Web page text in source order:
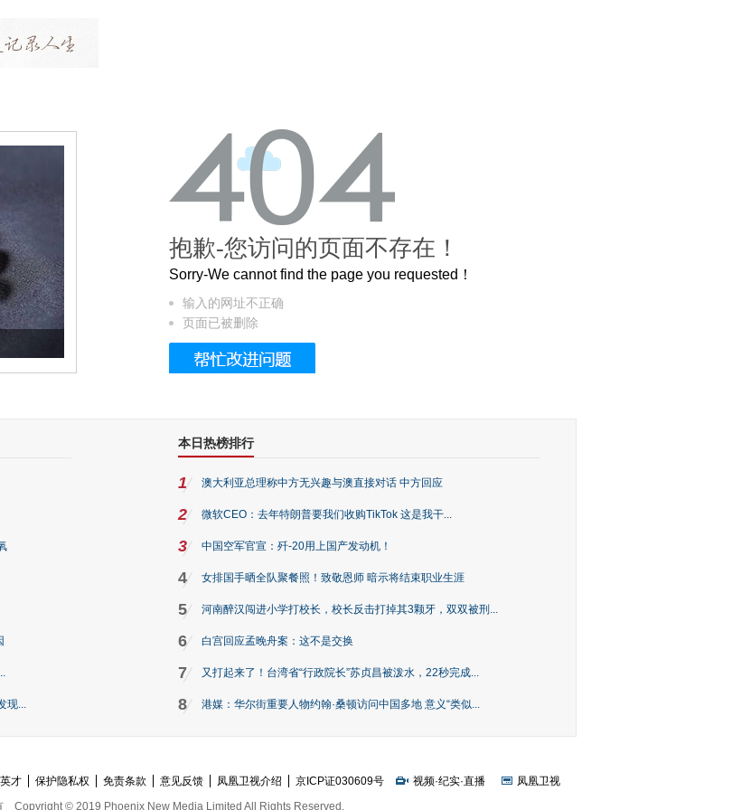
这个3.2米的长卷，还原了600岁的紫禁城
抱歉-您访问的页面不存在！
Sorry-We cannot find the page you requested！
输入的网址不正确
页面已被删除
现...
本日热榜排行
1 澳大利亚总理称中方无兴趣与澳直接对话 中方回应
2 微软CEO：去年特朗普要我们收购TikTok 这是我干...
3 中国空军官宣：歼-20用上国产发动机！
4 女排国手晒全队聚餐照！致敬恩师 暗示将结束职业生涯
5 河南醉汉闯进小学打校长，校长反击打掉其3颗牙，双双被刑...
6 白宫回应孟晚舟案：这不是交换
7 又打起来了！台湾省“行政院长”苏贞昌被泼水，22秒完成...
8 港媒：华尔街重要人物约翰·桑顿访问中国多地 意义“类似...
才 保护隐私权 免责条款 意见反馈 凤凰卫视介绍 京ICP证030609号 视频·纪实·直播
凤凰卫视
Copyright © 2019 Phoenix New Media Limited All Rights Reserved.